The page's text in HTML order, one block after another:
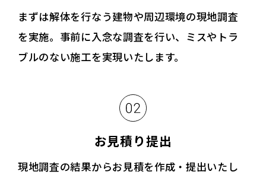
まずは解体を行なう建物や周辺環境の現地調査
を実施。事前に入念な調査を行い、ミスやトラ
ブルのない施工を実現いたします。
お見積り提出
現地調査の結果からお見積を作成・提出いたし